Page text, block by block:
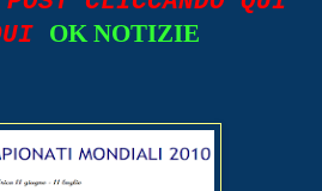
OK NOTIZIE